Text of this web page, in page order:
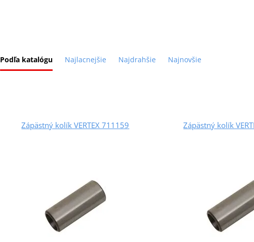
Podľa katalógu Najlacnejšie Najdrahšie Najnovšie
Zápästný kolík VERTEX 711159 Zápästný kolík